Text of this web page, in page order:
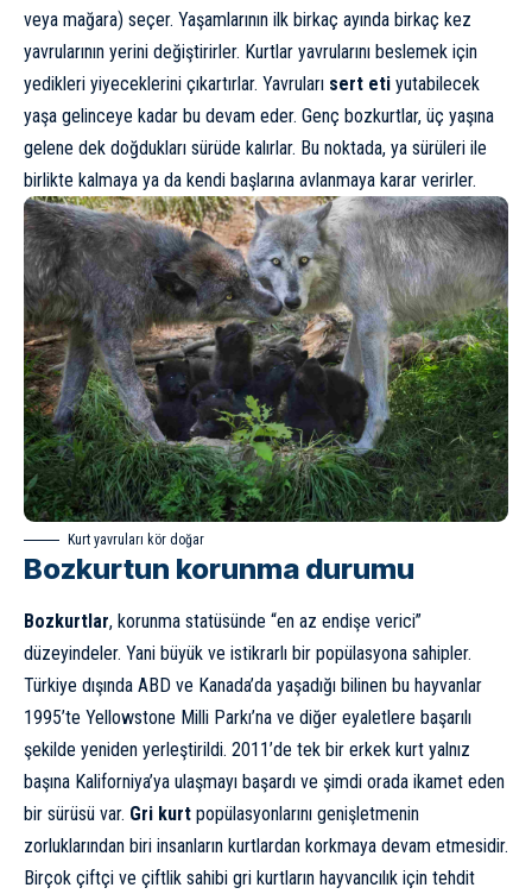
veya mağara) seçer. Yaşamlarının ilk birkaç ayında birkaç kez
yavrularının yerini değiştirirler. Kurtlar yavrularını beslemek için
yedikleri yiyeceklerini çıkartırlar. Yavruları sert eti yutabilecek
yaşa gelinceye kadar bu devam eder. Genç bozkurtlar, üç yaşına
gelene dek doğdukları sürüde kalırlar. Bu noktada, ya sürüleri ile
birlikte kalmaya ya da kendi başlarına avlanmaya karar verirler.
Kurt yavruları kör doğar
Bozkurtun korunma durumu
Bozkurtlar, korunma statüsünde “en az endişe verici”
düzeyindeler. Yani büyük ve istikrarlı bir popülasyona sahipler.
Türkiye dışında ABD ve Kanada’da yaşadığı bilinen bu hayvanlar
1995’te Yellowstone Milli Parkı’na ve diğer eyaletlere başarılı
şekilde yeniden yerleştirildi. 2011’de tek bir erkek kurt yalnız
başına Kaliforniya’ya ulaşmayı başardı ve şimdi orada ikamet eden
bir sürüsü var. Gri kurt popülasyonlarını genişletmenin
zorluklarından biri insanların kurtlardan korkmaya devam etmesidir.
Birçok çiftçi ve çiftlik sahibi gri kurtların hayvancılık için tehdit